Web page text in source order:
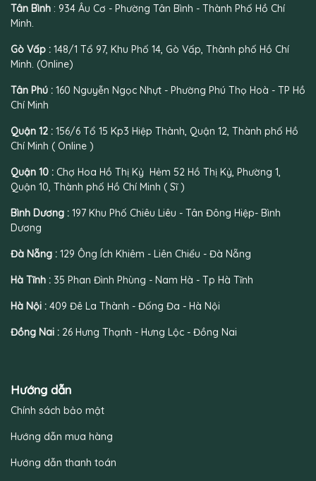
Tân Bình : 934 Âu Cơ - Phường Tân Bình - Thành Phố Hồ Chí
Minh.
Gò Vấp : 148/1 Tổ 97, Khu Phố 14, Gò Vấp, Thành phố Hồ Chí
Minh. (Online)
Tân Phú : 160 Nguyễn Ngọc Nhựt - Phường Phú Thọ Hoà - TP Hồ
Chí Minh
Quận 12 : 156/6 Tổ 15 Kp3 Hiệp Thành, Quận 12, Thành phố Hồ
Chí Minh ( Online )
Quận 10 : Chợ Hoa Hồ Thị Kỷ Hẻm 52 Hồ Thị Kỷ, Phường 1,
Quận 10, Thành phố Hồ Chí Minh ( Sĩ )
Bình Dương : 197 Khu Phố Chiêu Liêu - Tân Đông Hiệp- Bình
Dương
Đà Nẵng : 129 Ông Ích Khiêm - Liên Chiểu - Đà Nẵng
Hà Tĩnh : 35 Phan Đình Phùng - Nam Hà - Tp Hà Tĩnh
Hà Nội : 409 Đê La Thành - Đống Đa - Hà Nội
Đồng Nai : 26 Hưng Thạnh - Hưng Lộc - Đồng Nai
Hướng dẫn
Chính sách bảo mật
Hướng dẫn mua hàng
Hướng dẫn thanh toán